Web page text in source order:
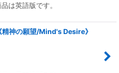
は英語版です。
神の願望/Mind's Desire》